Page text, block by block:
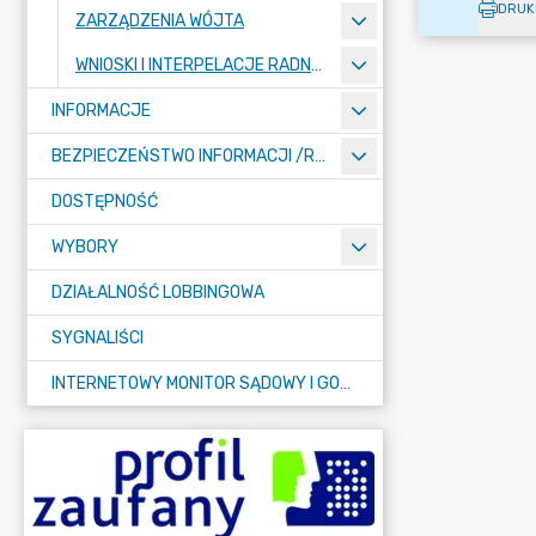
ZARZĄDZENIA WÓJTA
WNIOSKI I INTERPELACJE RADNYCH
INFORMACJE
BEZPIECZEŃSTWO INFORMACJI /RODO/
DOSTĘPNOŚĆ
WYBORY
DZIAŁALNOŚĆ LOBBINGOWA
SYGNALIŚCI
INTERNETOWY MONITOR SĄDOWY I GOSPODARCZY